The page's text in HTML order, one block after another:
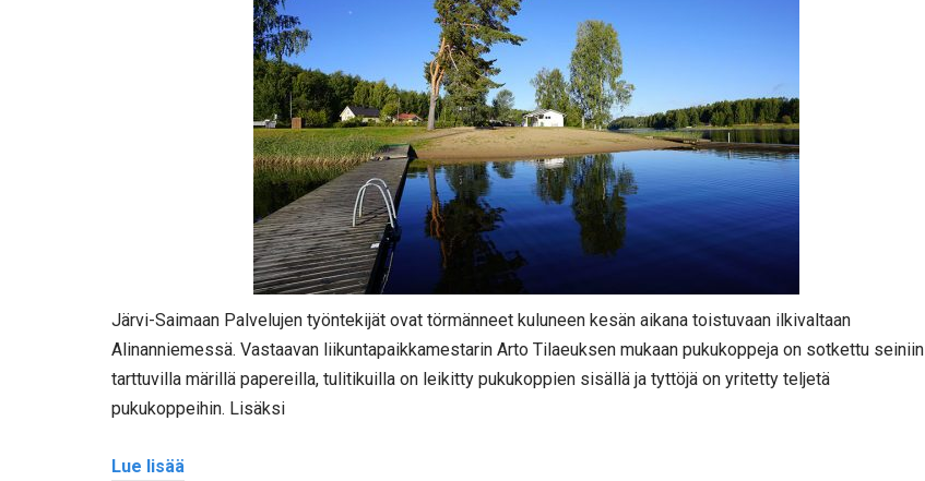
Järvi-Saimaan Palvelujen työntekijät ovat törmänneet kuluneen kesän aikana toistuvaan ilkivaltaan
Alinanniemessä. Vastaavan liikuntapaikkamestarin Arto Tilaeuksen mukaan pukukoppeja on sotkettu seiniin
tarttuvilla märillä papereilla, tulitikuilla on leikitty pukukoppien sisällä ja tyttöjä on yritetty teljetä
pukukoppeihin. Lisäksi
Lue lisää